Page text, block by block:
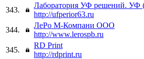
343.
Лаборатория УФ решений. УФ
http://ufperior63.ru
344.
ЛеРо М-Компани ООО
http://www.lerospb.ru
345.
RD Print
http://rdprint.ru